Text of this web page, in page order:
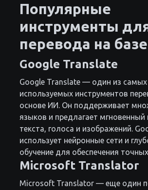
Популярные
инструменты
перевода на
Google Translate
Google Translate — один из
используемых инструментов
основе ИИ. Он поддерживает
языков и предлагает
текста, голоса и изображений.
использует нейронные сети и
обучение для обеспечения
Microsoft Translator
Microsoft Translator — еще один